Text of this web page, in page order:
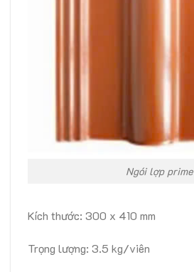
Ngói lợp prime
Kích thước: 300 x 410 mm
Trọng lượng: 3.5 kg/viên